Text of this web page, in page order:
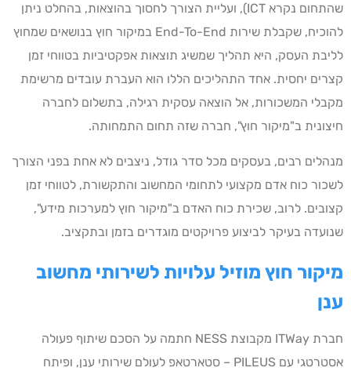
שהתחום נקרא ICT), ועליית הצורך לחסוך בהוצאות, בהחלט ניתן
להוכיח, שקבלת שירות End-To-End במיקור חוץ בנושאים שמחוץ
לליבת העסק, היא תהליך שמשיג תוצאות אפקטיביות בטווחי זמן
קצרים יחסית. אחד התהליכים הללו הוא העברת עובדים מרשימת
מקבלי המשכורות, אל הוצאה עסקית רגילה, בתשלום לחברה
חיצונית ב"מיקור חוץ", חברה שזה תחום התמחותה.
מנהלים רבים, בעסקים מכל סדר גודל, ניצבים לא אחת בפני הצורך
לשכור כוח אדם מקצועי לתחומי המחשוב והתקשורת, לטווחי זמן
קצובים. לרוב, שכירת כוח האדם ב"מיקור חוץ למערכות מידע",
שנועדה בעיקר לביצוע פרויקטים מוגדרים בזמן ובתקציב.
מיקור חוץ מוזיל עלויות לשירותי מחשוב
ענן
חברת ITWay מקבוצת NESS חתמה על הסכם שיתוף פעולה
אסטרטגי עם PILEUS – סטארטאפ לעולם שירותי ענן, ופיתח